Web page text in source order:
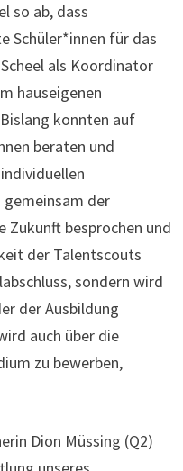
so ab, dass
Schüler*innen für das
als Koordinator
hauseigenen
konnten auf
beraten und
der
Zukunft besprochen und
der Talentscouts
sondern wird
der Ausbildung
auch über die
zu bewerben,
Dion Müssing (Q2)